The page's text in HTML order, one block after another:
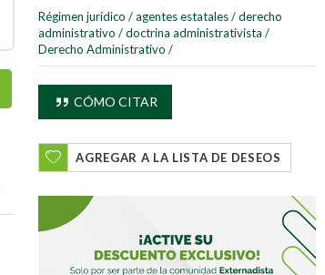
Régimen jurídico / agentes estatales / derecho
administrativo / doctrina administrativista /
Derecho Administrativo /
CÓMO CITAR
AGREGAR A LA LISTA DE DESEOS